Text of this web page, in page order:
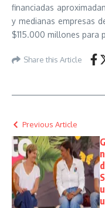
financiadas
y medianas empresas
$115.000 millones
Share this Article
Previous Article